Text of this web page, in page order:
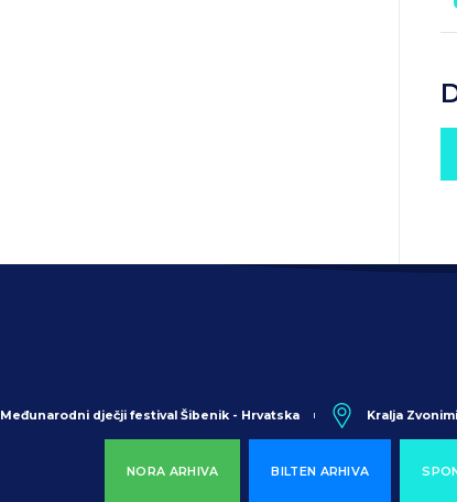
NORA ARHIVA BILTEN ARHIVA
Međunarodni dječji festival Šibenik - Hrvatska Kralja